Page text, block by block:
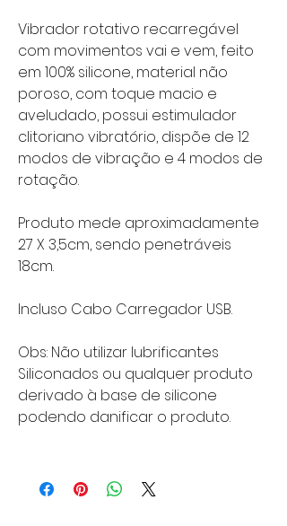
Vibrador rotativo recarregável
com movimentos vai e vem, feito
em 100% silicone, material não
poroso, com toque macio e
aveludado, possui estimulador
clitoriano vibratório, dispõe de 12
modos de vibração e 4 modos de
rotação.
Produto mede aproximadamente
27 X 3,5cm, sendo penetráveis
18cm.
Incluso Cabo Carregador USB.
Obs: Não utilizar lubrificantes
Siliconados ou qualquer produto
derivado à base de silicone
podendo danificar o produto.